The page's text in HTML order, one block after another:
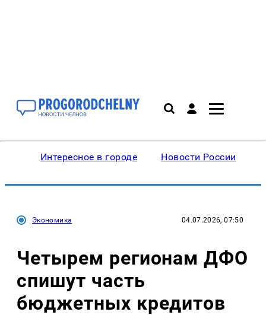
Интересное в городе Новости России
Экономика 04.07.2026, 07:50
Четырем регионам ДФО
спишут часть
бюджетных кредитов